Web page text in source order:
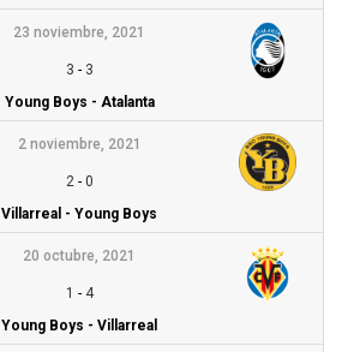
23 noviembre, 2021
3 - 3
Young Boys - Atalanta
2 noviembre, 2021
2- 0
Villarreal - Young Boys
20 octubre, 2021
1 - 4
Young Boys - Villarreal